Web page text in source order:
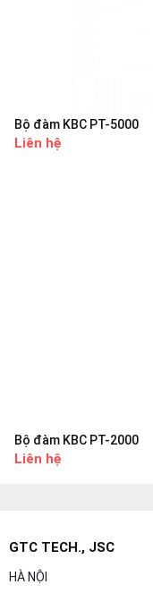
Bộ đàm KBC PT-5000
Liên hệ
Bộ đàm KBC PT-2000
Liên hệ
GTC TECH., JSC
HÀ NỘI